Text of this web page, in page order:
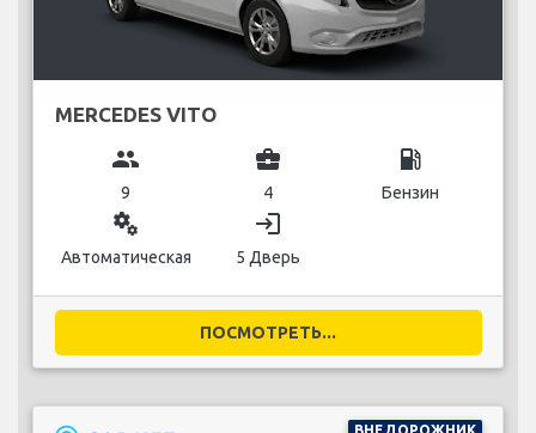
MERCEDES VITO
group
9
business_center
4
local_gas_station
Бензин
miscellaneous_services
Автоматическая
login
5 Дверь
ПОСМОТРЕТЬ...
ВНЕДОРОЖНИК